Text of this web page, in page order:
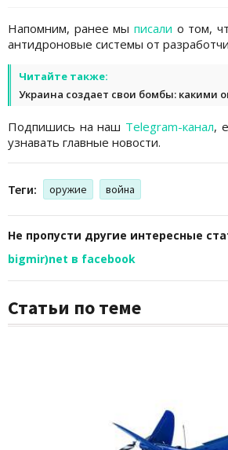
Напомним, ранее мы писали о том,
антидроновые системы от
Читайте также:
Украина создает свои бомбы: какими
Подпишись на наш Telegram-канал,
узнавать главные новости.
Теги: оружие война
Не пропусти другие интересные
bigmir)net в facebook
Статьи по теме